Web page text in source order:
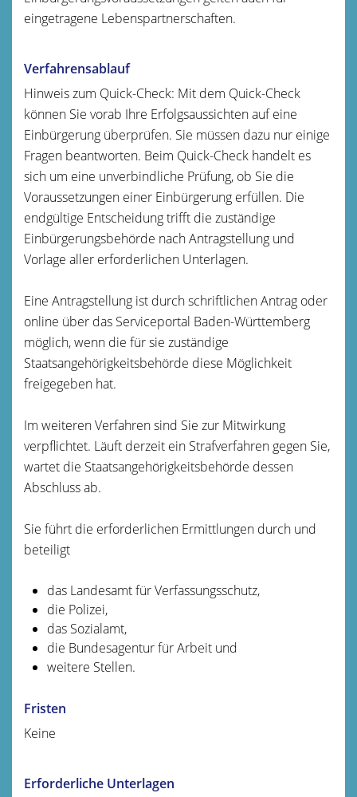
eingetragene Lebenspartnerschaften.
Verfahrensablauf
Hinweis zum Quick-Check: Mit dem Quick-Check
können Sie vorab Ihre Erfolgsaussichten auf eine
Einbürgerung überprüfen. Sie müssen dazu nur einige
Fragen beantworten. Beim Quick-Check handelt es
sich um eine unverbindliche Prüfung, ob Sie die
Voraussetzungen einer Einbürgerung erfüllen. Die
endgültige Entscheidung trifft die zuständige
Einbürgerungsbehörde nach Antragstellung und
Vorlage aller erforderlichen Unterlagen.
Eine Antragstellung ist durch schriftlichen Antrag oder
online über das Serviceportal Baden-Württemberg
möglich, wenn die für sie zuständige
Staatsangehörigkeitsbehörde diese Möglichkeit
freigegeben hat.
Im weiteren Verfahren sind Sie zur Mitwirkung
verpflichtet. Läuft derzeit ein Strafverfahren gegen Sie,
wartet die Staatsangehörigkeitsbehörde dessen
Abschluss ab.
Sie führt die erforderlichen Ermittlungen durch und
beteiligt
das Landesamt für Verfassungsschutz,
die Polizei,
das Sozialamt,
die Bundesagentur für Arbeit und
weitere Stellen.
Fristen
Keine
Erforderliche Unterlagen